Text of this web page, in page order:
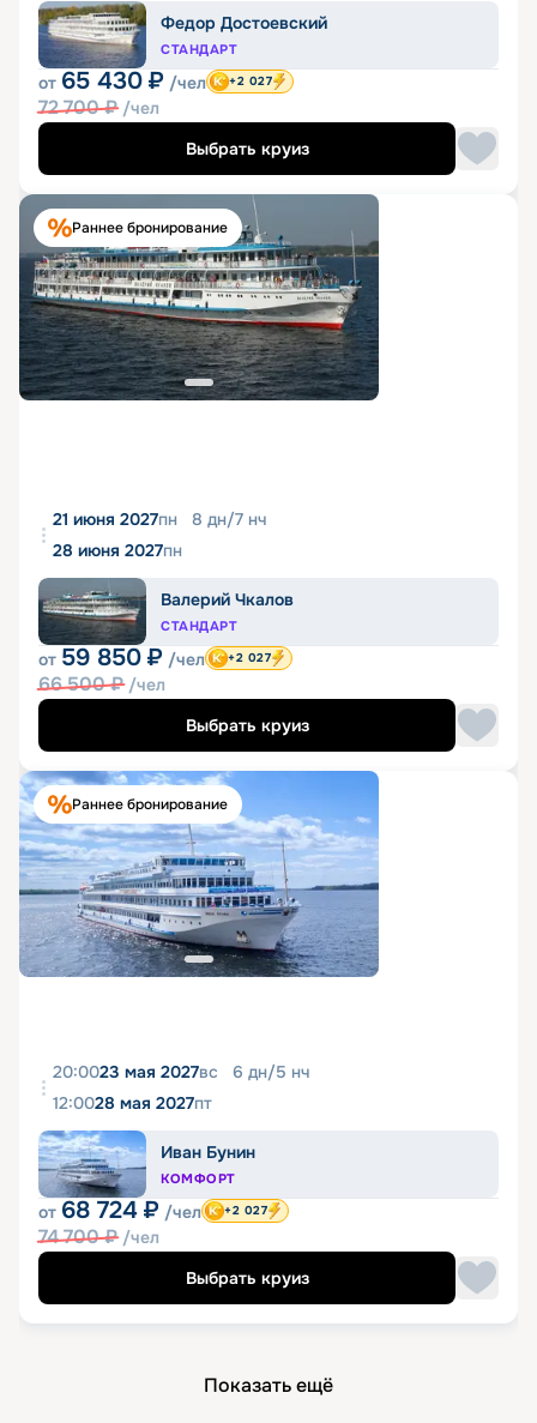
Федор Достоевский
СТАНДАРТ
от 65 430 ₽ /чел
72 700₽ /чел
+2 027
Выбрать круиз
Раннее бронирование
21 июня 2027пн 8 дн/7 нч
28 июня 2027пн
Валерий Чкалов
СТАНДАРТ
от 59 850 ₽ /чел
66 500₽ /чел
+2 027
Выбрать круиз
Раннее бронирование
20:0023 мая 2027вс 6 дн/5 нч
12:0028 мая 2027пт
Иван Бунин
КОМФОРТ
от 68 724 ₽ /чел
74 700₽ /чел
+2 027
Выбрать круиз
Показать ещё